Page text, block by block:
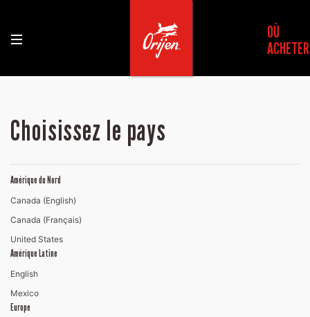
OÙ
ACHETER
Choisissez le pays
Amérique du Nord
Canada (English)
Canada (Français)
United States
Amérique Latine
English
Mexico
Europe